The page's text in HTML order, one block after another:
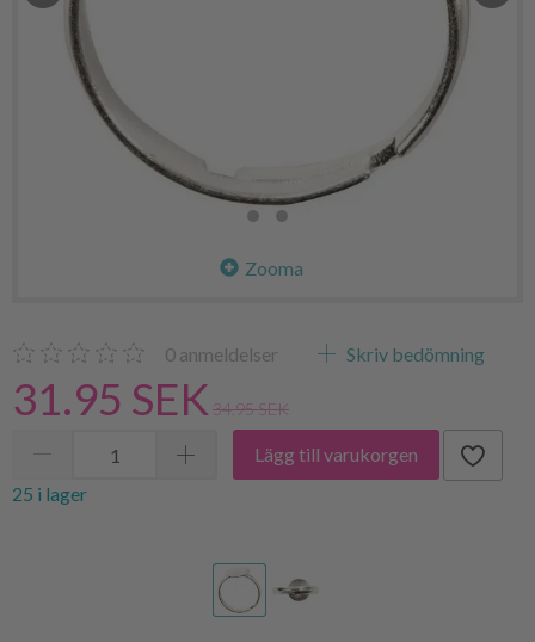
Zooma
0 anmeldelser Skriv bedömning
31.95 SEK 34.95 SEK
Lägg till varukorgen
25 i lager